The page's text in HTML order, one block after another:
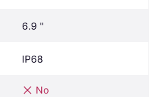
6.9 "
IP68
No